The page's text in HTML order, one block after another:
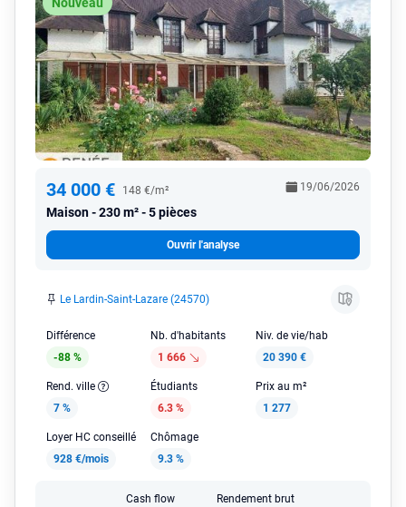
34 000 € 148 €/m²
Maison 230 m² - 5 pièces
19/06/2026
Ouvrir l'analyse
Le Lardin-Saint-Lazare (24570)
Différence
-88 %
Nb. d'habitants
1 666
Niv. de vie/hab
20 390 €
Rend. ville
7 %
Étudiants
6.3 %
Prix au m²
1 277
Loyer HC conseillé
928 €/mois
Chômage
9.3 %
Cash flow Rendement brut